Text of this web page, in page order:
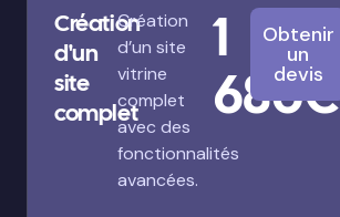
Création
d'un
site
complet
Création
d’un site
vitrine
complet
avec des
fonctionnalités
avancées.
1
680€
Obtenir
un
devis